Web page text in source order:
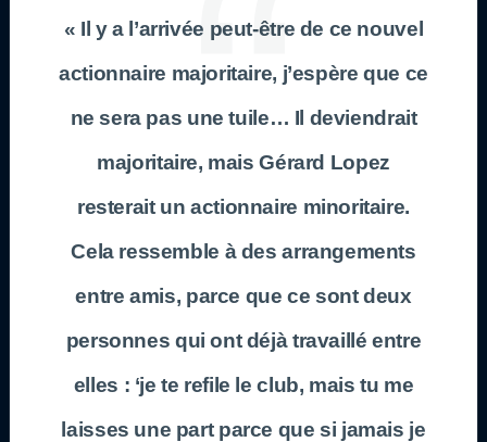
« Il y a l’arrivée peut-être de ce nouvel
actionnaire majoritaire, j’espère que ce
ne sera pas une tuile… Il deviendrait
majoritaire, mais Gérard Lopez
resterait un actionnaire minoritaire.
Cela ressemble à des arrangements
entre amis, parce que ce sont deux
personnes qui ont déjà travaillé entre
elles : ‘je te refile le club, mais tu me
laisses une part parce que si jamais je